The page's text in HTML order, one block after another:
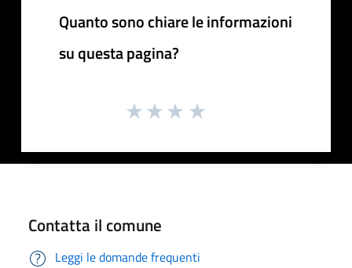
Quanto sono chiare le informazioni
su questa pagina?
Contatta il comune
Leggi le domande frequenti